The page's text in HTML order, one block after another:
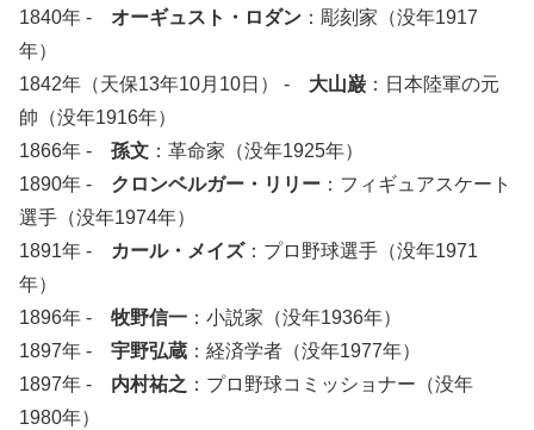
1840年 - オーギュスト・ロダン ：彫刻家（没年1917
年）
1842年（天保13年10月10日） - 大山巌 ：日本陸軍の元
帥（没年1916年）
1866年 - 孫文 ：革命家（没年1925年）
1890年 - クロンベルガー・リリー ：フィギュアスケート
選手（没年1974年）
1891年 - カール・メイズ：プロ野球選手（没年1971
年）
1896年 - 牧野信一 ：小説家（没年1936年）
1897年 - 宇野弘蔵 ：経済学者（没年1977年）
1897年 - 内村祐之 ：プロ野球コミッショナー（没年
1980年）